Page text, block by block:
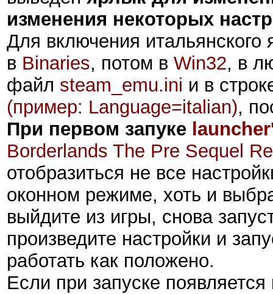
изменения некоторых
Для включения итальянского
в Binaries, потом в Win32, в
файл steam_emu.ini и в
(пример: Language=italian),
При первом запуке
Borderlands The Pre Sequel
отобразиться не все
оконном режиме, хоть и
выйдите из игры, снова
произведите настройки и
работать как положено.
Если при запуске